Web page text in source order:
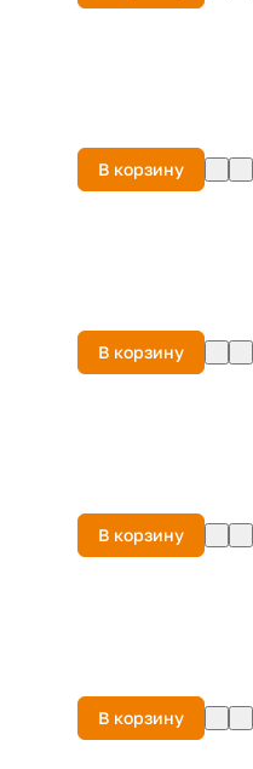
В корзину
В корзину
В корзину
В корзину